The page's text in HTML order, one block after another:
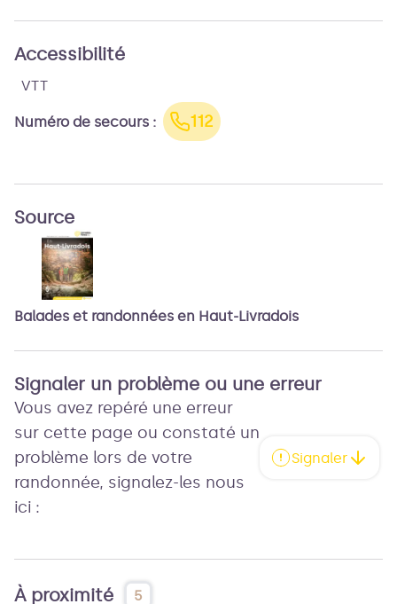
Accessibilité
VTT
Numéro de secours : 112
Source
Balades et randonnées en Haut-Livradois
Signaler un problème ou une erreur
Vous avez repéré une erreur
sur cette page ou constaté un
problème lors de votre
randonnée, signalez-les nous
ici :
Signaler
À proximité 5